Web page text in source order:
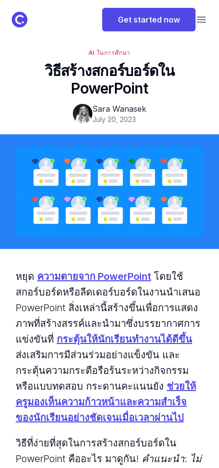
ClassPoint Logo Get started now
AI ในการศึกษา
วิธีสร้างสกอร์บอร์ดใน
PowerPoint
Sara Wanasek
July 20, 2023
หยุด ความตายจาก PowerPoint โดยใช้
สกอร์บอร์ดหรือลีดเดอร์บอร์ดในงานนำเสนอ
PowerPoint สิ่งเหล่านี้สร้างขึ้นเพื่อการแสดง
ภาพที่สร้างสรรค์และนำมาซึ่งบรรยากาศการ
แข่งขันที่ กระตุ้นให้นักเรียนทำงานได้ดีขึ้น
ส่งเสริมการมีส่วนร่วมอย่างแข็งขัน และ
กระตุ้นความกระตือรือร้นระหว่างกิจกรรม
หรือแบบทดสอบ กระดานคะแนนยัง ช่วยให้
ครูมองเห็นความก้าวหน้าและความสำเร็จ
ของนักเรียนอย่างชัดเจนเมื่อเวลาผ่านไป
วิธีที่ง่ายที่สุดในการสร้างสกอร์บอร์ดใน
PowerPoint คืออะไร มาดูกัน! คำแนะนำ: ไม่